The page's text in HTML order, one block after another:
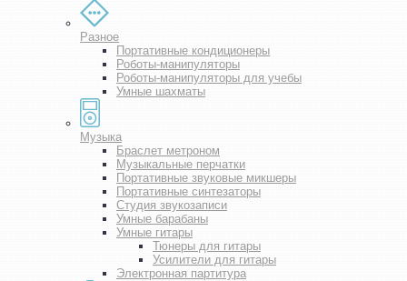
Разное
Портативные кондиционеры
Роботы-манипуляторы
Роботы-манипуляторы для учебы
Умные шахматы
Музыка
Браслет метроном
Музыкальные перчатки
Портативные звуковые микшеры
Портативные синтезаторы
Студия звукозаписи
Умные барабаны
Умные гитары
Тюнеры для гитары
Усилители для гитары
Электронная партитура